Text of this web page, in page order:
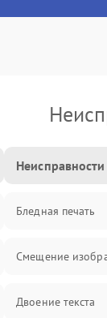
Неисправности
Бледная печать
Смещение
Двоение текста